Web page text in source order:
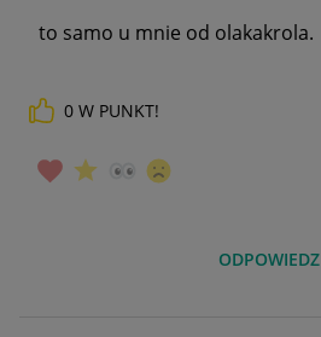
to samo u mnie od olakakrola.
0 W PUNKT!
ODPOWIEDZ